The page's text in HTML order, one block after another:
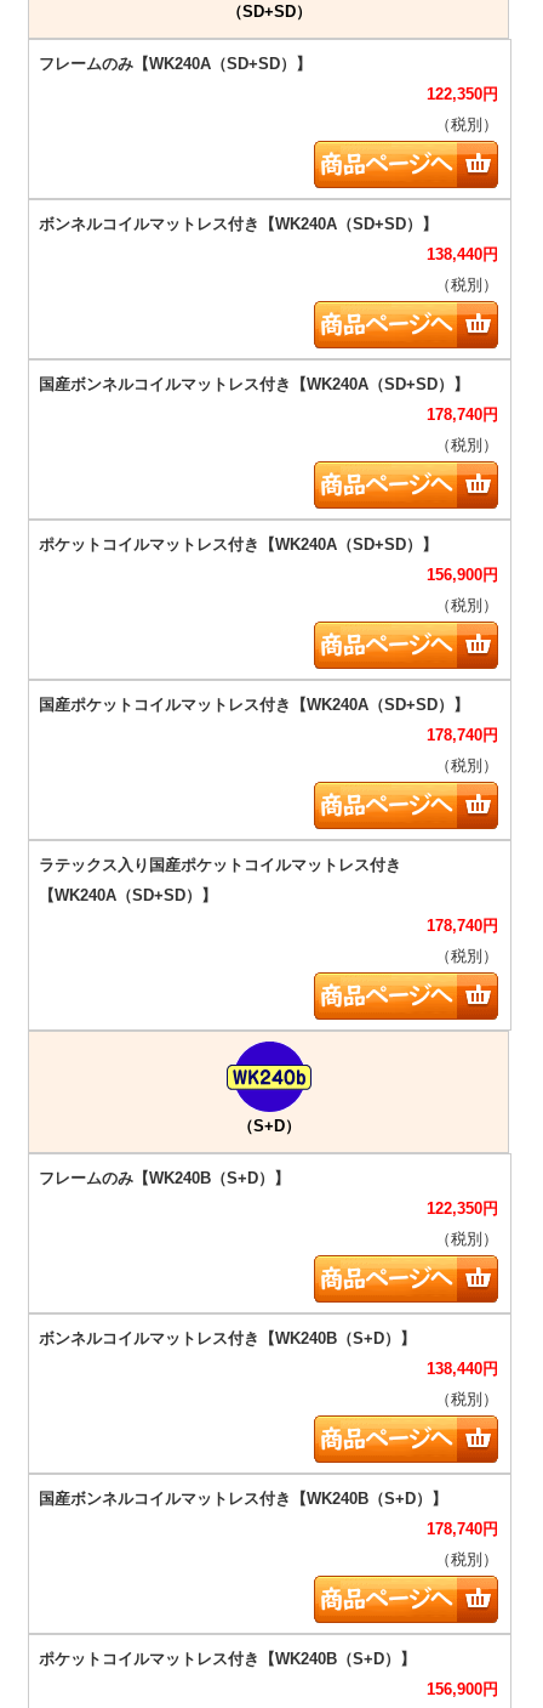
（SD+SD）
122,350円
（税別）
138,440円
（税別）
178,740円
（税別）
156,900円
（税別）
178,740円
（税別）
178,740円
（税別）
（S+D）
122,350円
（税別）
138,440円
（税別）
178,740円
（税別）
156,900円